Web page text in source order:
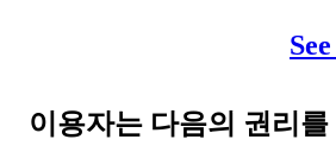
이용자는 다음의 권리